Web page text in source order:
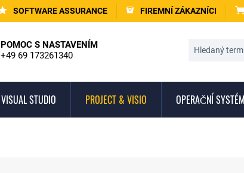
SOFTWARE ASSURANCE FIREMNÍ ZÁKAZNÍCI
POMOC S NASTAVENÍM
+49 69 173261340
VISUAL STUDIO PROJECT & VISIO OPERAČNÍ